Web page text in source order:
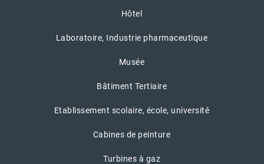
Hôtel
Laboratoire, Industrie pharmaceutique
Musée
Bâtiment Tertiaire
Etablissement scolaire, école, université
Cabines de peinture
Turbines à gaz